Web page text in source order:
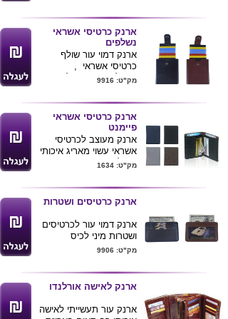
מגיע בצבעים לפי תמונה .
ארנק כרטיסי אשראי
נשלפים
ארנק דמוי עור שולף
כרטיסי אשראי ,
ניתן למתג את המוצר .
מק"ט: 9916
ארנק כרטיסי אשראי
פיימנט
ארנק מעוצב לכרטיסי
אשראי עשוי מאריג איכותי
בשילוב דמוי עור .
מידות : 8X11.5 ס"מ
ניתן להדפיס לוגו ע"ג
המוצר
מק"ט: 1634
ארנק כרטיסים ושטרות
ארנק דמוי עור לכרטיסים
ושטרות מיני לכיס
מק"ט: 9906
ארנק לאישה אורלנדו
ארנק עור תעשייתי לאישה